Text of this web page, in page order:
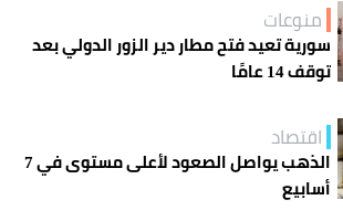
منوعات
سورية تعيد فتح مطار دير الزور الدولي بعد
توقف 14 عامًا
اقتصاد
الذهب يواصل الصعود لأعلى مستوى في 7
أسابيع